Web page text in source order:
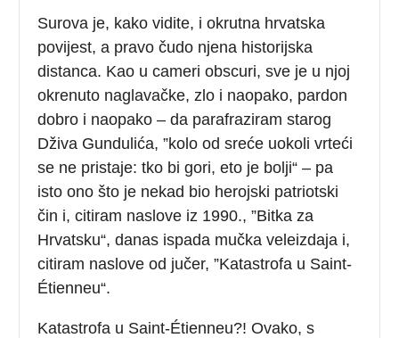
Surova je, kako vidite, i okrutna hrvatska
povijest, a pravo čudo njena historijska
distanca. Kao u cameri obscuri, sve je u njoj
okrenuto naglavačke, zlo i naopako, pardon
dobro i naopako – da parafraziram starog
Dživa Gundulića, ”kolo od sreće uokoli vrteći
se ne pristaje: tko bi gori, eto je bolji“ – pa
isto ono što je nekad bio herojski patriotski
čin i, citiram naslove iz 1990., ”Bitka za
Hrvatsku“, danas ispada mučka veleizdaja i,
citiram naslove od jučer, ”Katastrofa u Saint-
Étienneu“.
Katastrofa u Saint-Étienneu?! Ovako, s